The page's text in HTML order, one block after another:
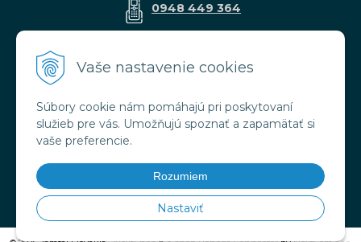
Vaše nastavenie cookies
Súbory cookie nám pomáhajú pri poskytovaní
služieb pre vás. Umožňujú spoznať a zapamätať si
vaše preferencie.
Rozumiem
Nastaviť
0948 449 364
VŠETKO O NÁKUPE
Obchodné podmienky
Doprava a platba
Ochrana osobných údajov